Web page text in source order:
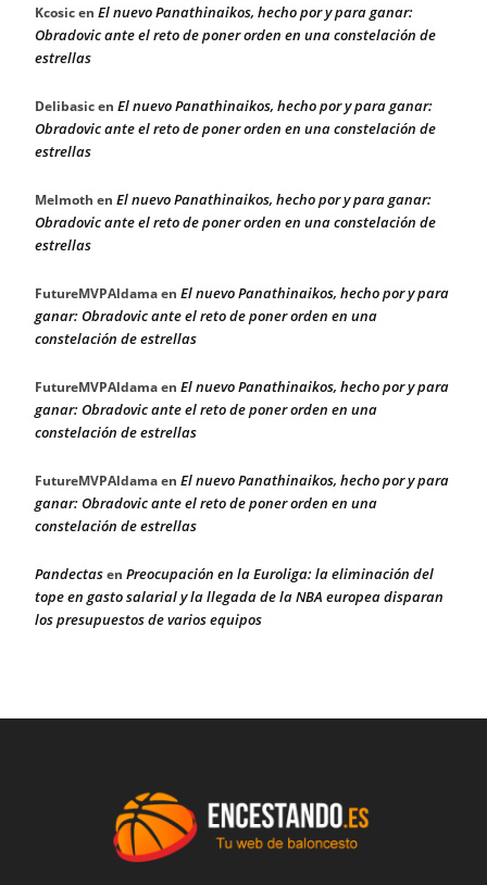
Kcosicen El nuevo Panathinaikos, hecho por y para ganar:
Obradovic ante el reto de poner orden en una constelación de
estrellas
Delibasicen El nuevo Panathinaikos, hecho por y para ganar:
Obradovic ante el reto de poner orden en una constelación de
estrellas
Melmoth en El nuevo Panathinaikos, hecho por y para ganar:
Obradovic ante el reto de poner orden en una constelación de
estrellas
FutureMVPAldamaen El nuevo Panathinaikos, hecho por y para
ganar: Obradovic ante el reto de poner orden en una
constelación de estrellas
FutureMVPAldamaen El nuevo Panathinaikos, hecho por y para
ganar: Obradovic ante el reto de poner orden en una
constelación de estrellas
FutureMVPAldamaen El nuevo Panathinaikos, hecho por y para
ganar: Obradovic ante el reto de poner orden en una
constelación de estrellas
Pandectasen Preocupación en la Euroliga: la eliminación del
tope en gasto salarial y la llegada de la NBA europea disparan
los presupuestos de varios equipos